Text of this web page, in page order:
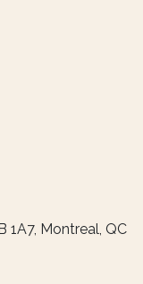
1A7, Montreal, QC